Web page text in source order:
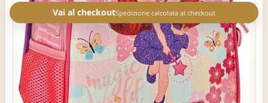
Vai al checkoutSpedizione calcolata al checkout